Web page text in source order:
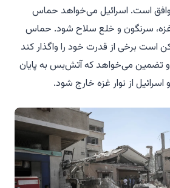
است. اسرائیل می‌خواهد حماس
سرنگون و خلع سلاح شود. حماس
است برخی از قدرت خود را واگذار کند
تضمین می‌خواهد که آتش‌بس به پایان
از نوار غزه خارج شود.